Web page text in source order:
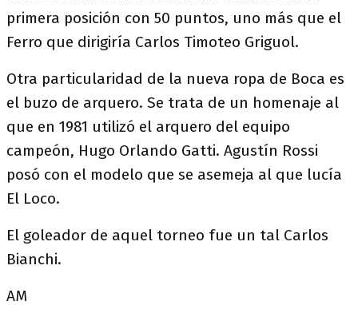
primera posición con 50 puntos, uno más que el
Ferro que dirigiría Carlos Timoteo Griguol.
Otra particularidad de la nueva ropa de Boca es
el buzo de arquero. Se trata de un homenaje al
que en 1981 utilizó el arquero del equipo
campeón, Hugo Orlando Gatti. Agustín Rossi
posó con el modelo que se asemeja al que lucía
El Loco.
El goleador de aquel torneo fue un tal Carlos
Bianchi.
AM